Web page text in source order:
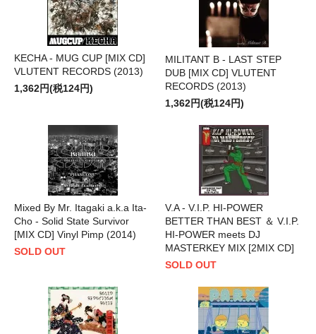
KECHA - MUG CUP [MIX CD]
VLUTENT RECORDS (2013)
1,362円(税124円)
MILITANT B - LAST STEP
DUB [MIX CD] VLUTENT
RECORDS (2013)
1,362円(税124円)
Mixed By Mr. Itagaki a.k.a Ita-
Cho - Solid State Survivor
[MIX CD] Vinyl Pimp (2014)
SOLD OUT
V.A - V.I.P. HI-POWER
BETTER THAN BEST ＆ V.I.P.
HI-POWER meets DJ
MASTERKEY MIX [2MIX CD]
SOLD OUT